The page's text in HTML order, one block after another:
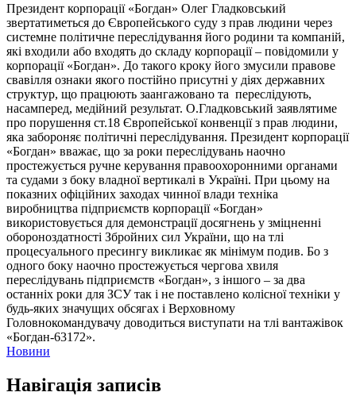
Президент корпорації «Богдан» Олег Гладковський
звертатиметься до Європейського суду з прав людини через
системне політичне переслідування його родини та компаній,
які входили або входять до складу корпорації – повідомили у
корпорації «Богдан». До такого кроку його змусили правове
свавілля ознаки якого постійно присутні у діях державних
структур, що працюють заангажовано та переслідують,
насамперед, медійний результат. О.Гладковський заявлятиме
про порушення ст.18 Європейської конвенції з прав людини,
яка забороняє політичні переслідування. Президент корпорації
«Богдан» вважає, що за роки переслідувань наочно
простежується ручне керування правоохоронними органами
та судами з боку владної вертикалі в Україні. При цьому на
показних офіційних заходах чинної влади техніка
виробництва підприємств корпорації «Богдан»
використовується для демонстрації досягнень у зміцненні
обороноздатності Збройних сил України, що на тлі
процесуального пресингу викликає як мінімум подив. Бо з
одного боку наочно простежується чергова хвиля
переслідувань підприємств «Богдан», з іншого – за два
останніх роки для ЗСУ так і не поставлено колісної техніки у
будь-яких значущих обсягах і Верховному
Головнокомандувачу доводиться виступати на тлі вантажівок
«Богдан-63172».
Новини
Навігація записів